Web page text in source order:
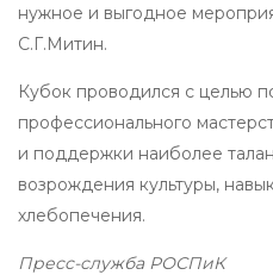
нужное и выгодное
С.Г.Митин.
Кубок проводился с целью
профессионального
и поддержки наиболее
возрождения культуры,
хлебопечения.
Пресс-служба РОСПиК